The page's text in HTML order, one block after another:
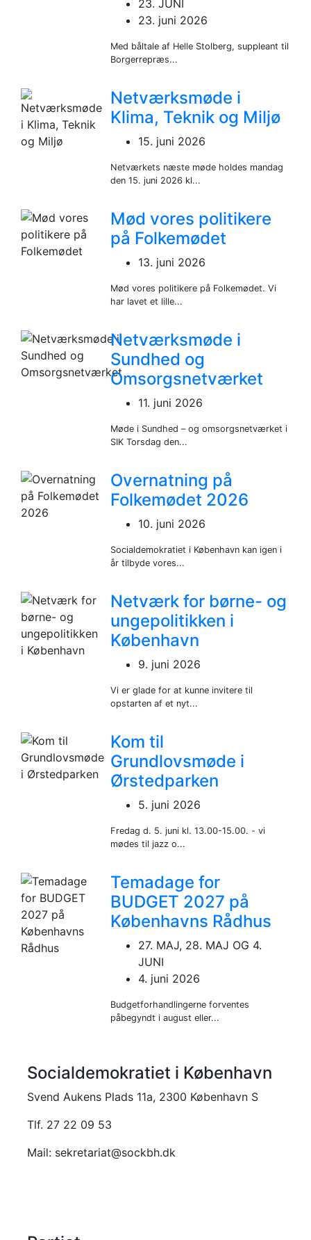
23. JUNI
23. juni 2026
Med båltale af Helle Stolberg, suppleant til
Borgerrepræs...
Netværksmøde i
Klima, Teknik og Miljø
15. juni 2026
Netværkets næste møde holdes mandag
den 15. juni 2026 kl...
Mød vores politikere
på Folkemødet
13. juni 2026
Mød vores politikere på Folkemødet. Vi
har lavet et lille...
Netværksmøde i
Sundhed og
Omsorgsnetværket
11. juni 2026
Møde i Sundhed – og omsorgsnetværket i
SIK Torsdag den...
Overnatning på
Folkemødet 2026
10. juni 2026
Socialdemokratiet i København kan igen i
år tilbyde vores...
Netværk for børne- og
ungepolitikken i
København
9. juni 2026
Vi er glade for at kunne invitere til
opstarten af et nyt...
Kom til
Grundlovsmøde i
Ørstedparken
5. juni 2026
Fredag d. 5. juni kl. 13.00-15.00. - vi
mødes til jazz o...
Temadage for
BUDGET 2027 på
Københavns Rådhus
27. MAJ, 28. MAJ OG 4.
JUNI
4. juni 2026
Budgetforhandlingerne forventes
påbegyndt i august eller...
Socialdemokratiet i København
Svend Aukens Plads 11a, 2300 København S
Tlf. 27 22 09 53
Mail: sekretariat@sockbh.dk